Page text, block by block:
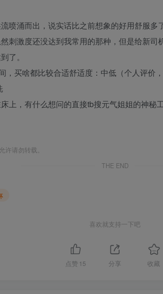
喷涌而出，说实话比之前想象的好用舒服
刺激度还没达到我常用的那种，但是给新司
了。
，买啥都比较合适舒适度：中低（个人评价
上，有什么想问的直接tb搜元气姐姐的神秘
许请勿转载。
THE END
喜欢就支持一下吧
点赞 15 分享 收藏